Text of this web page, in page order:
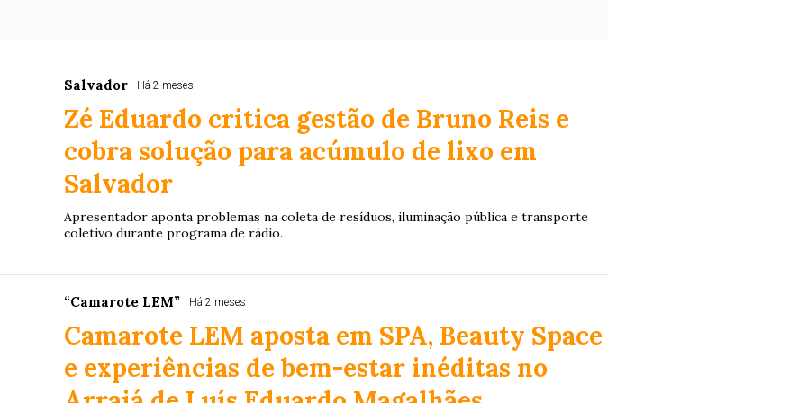
Salvador Há 2 meses
Zé Eduardo critica gestão de Bruno Reis e
cobra solução para acúmulo de lixo em
Salvador
Apresentador aponta problemas na coleta de resíduos, iluminação pública e transporte
coletivo durante programa de rádio.
“Camarote LEM” Há 2 meses
Camarote LEM aposta em SPA, Beauty Space
e experiências de bem-estar inéditas no